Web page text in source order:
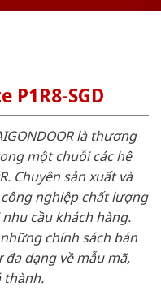
P1R8-SGD
là thương
một chuỗi các hệ
Chuyên sản xuất và
nghiệp chất lượng
cầu khách hàng.
những chính sách bán
đa dạng về mẫu mã,
thành.